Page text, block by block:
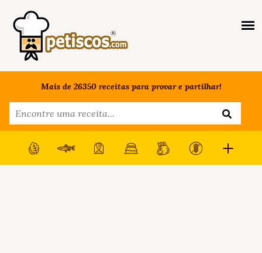
Mais de 26350 receitas para provar e partilhar!